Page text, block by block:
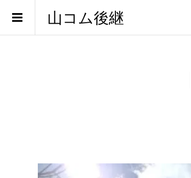
山コム後継